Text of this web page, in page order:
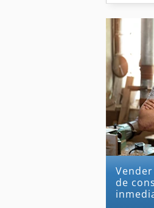
Vender cuadro de sitio
de